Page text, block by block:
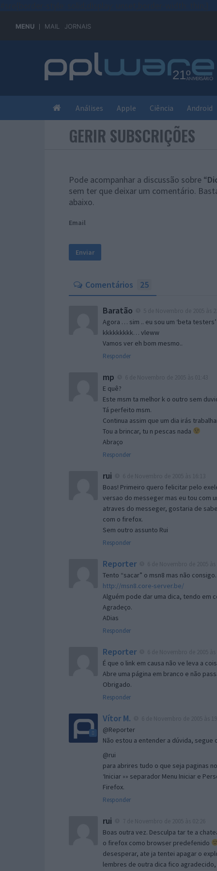
MENU MAIL JORNAIS
Análises Apple Ciência Android
GERIR SUBSCRIÇÕES
Pode acompanhar a discussão sobre “
sem ter que deixar um comentário.
abaixo.
Email
Comentários 25
Baratão
Agora … sim .. eu sou um ‘beta testers’
kkkkkkkkk… vleww
Vamos ver eh bom mesmo..
Responder
mp
E quê?
Este msm ta melhor k o outro sem
Tá perfeito msm.
Continua assim que um dia irás
Tou a brincar, tu n pescas nada
Abraço
Responder
rui
Boas! Primeiro quero felicitar pelo
versao do messeger mas eu tou com
atraves do messeger, gostaria de
com o firefox.
Sem outro assunto Rui
Responder
Reporter
Tento “sacar” o msn8 mas não
http://msn8.core-server.be/
Alguém pode dar uma dica, tendo em
Agradeço.
ADias
Responder
Reporter
É que o link em causa não ve leva a
Abre uma página em branco e não
Obrigado.
Responder
Vítor M.
@Reporter
Não estou a entender a dúvida,
@rui
para abrires tudo o que seja paginas
‘Iniciar »» separador Menu Iniciar e
Firefox.
Responder
rui
Boas outra vez. Desculpa tar te a
o firefox como browser predefenido
desesperar, ate ja tentei apagar o
lembres de outra dica fico